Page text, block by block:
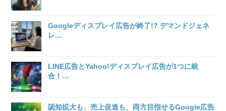
Googleディスプレイ広告が終了!? デマンドジェネ
レ…
LINE広告とYahoo!ディスプレイ広告が1つに統
合！ …
認知拡大も、売上促進も、両方目指せるGoogle広告